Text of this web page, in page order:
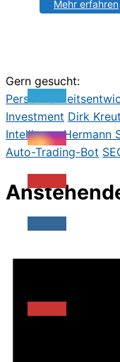
Mehr erfahren
Gern gesucht:
Investment Dirk
Intelligenz Hermann
Auto-Trading-Bot